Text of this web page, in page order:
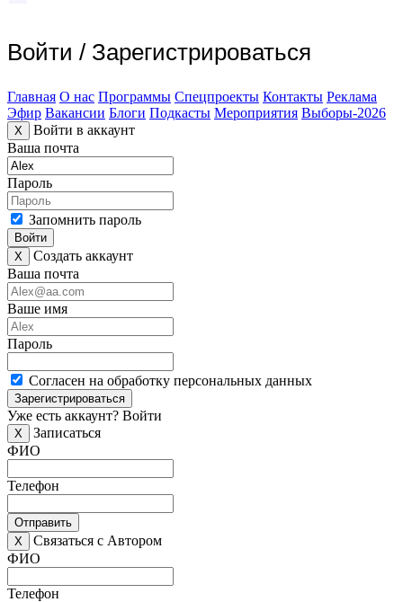
Войти / Зарегистрироваться
Главная О нас Программы Спецпроекты Контакты Реклама
Эфир Вакансии Блоги Подкасты Мероприятия Выборы-2026
X
Войти в аккаунт
Ваша почта
Пароль
Запомнить пароль
Войти
X
Создать аккаунт
Ваша почта
Ваше имя
Пароль
Согласен на обработку персональных данных
Зарегистрироваться
Уже есть аккаунт? Войти
X
Записаться
ФИО
Телефон
Отправить
X
Связаться с Автором
ФИО
Телефон